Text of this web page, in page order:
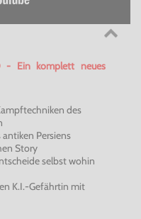
- Ein komplett neues
des
Persiens
Story
selbst wohin
K.I.-Gefährtin mit